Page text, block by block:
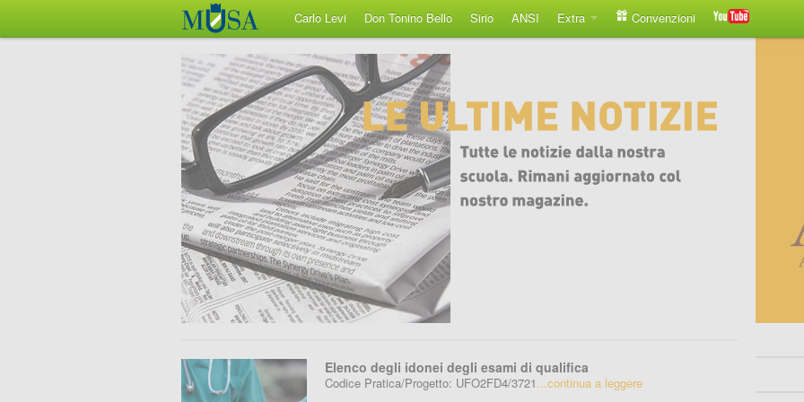
Carlo Levi Don Tonino Bello Sirio ANSI Extra Convenzioni
Elenco degli idonei degli esami di qualifica
Codice Pratica/Progetto: UFO2FD4/3721...continua a leggere